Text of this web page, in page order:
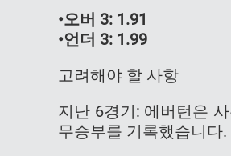
•오버 3: 1.91
•언더 3: 1.99
고려해야 할 사항
지난 6경기: 에버턴은
무승부를 기록했습니다